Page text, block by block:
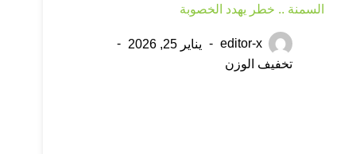
السمنة .. خطر يهدد الخصوبة
editor-x
يناير 25, 2026
تخفيف الوزن